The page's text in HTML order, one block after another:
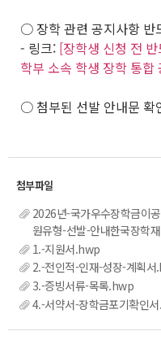
○ 장학 관련 공지사항 반
- 링크: [장학생 신청 전
학부 소속 학생 장학 통
○ 첨부된 선발 안내문 확
2026년-국가우수장학금이
원유형-선발-안내한국장학
1.-지원서.hwp
2.-전인적-인재-성장-계획
3.-증빙서류-목록.hwp
4.-서약서-장학금포기확인